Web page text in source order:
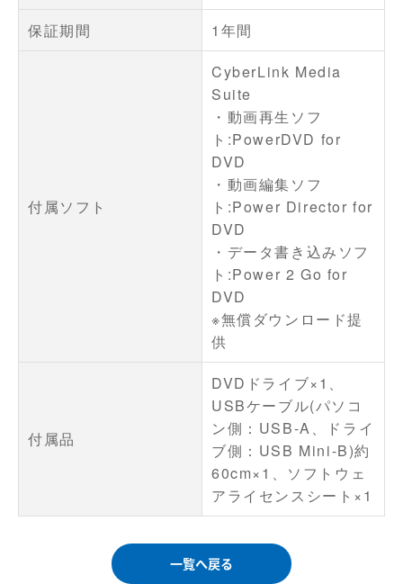
保証期間
1年間
付属ソフト
CyberLink Media
Suite
・動画再生ソフ
ト:PowerDVD for
DVD
・動画編集ソフ
ト:Power Director for
DVD
・データ書き込みソフ
ト:Power 2 Go for
DVD
※無償ダウンロード提
供
付属品
DVDドライブ×1、
USBケーブル(パソコ
ン側：USB-A、ドライ
ブ側：USB Mini-B)約
60cm×1、ソフトウェ
アライセンスシート×1
一覧へ戻る